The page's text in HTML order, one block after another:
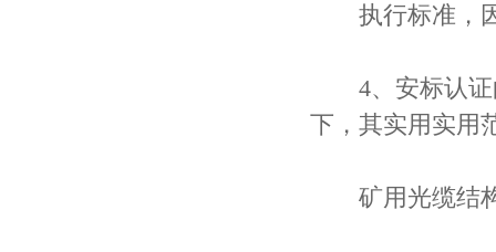
执行标准，因
4、安标认证
下，其实用实用
矿用光缆结